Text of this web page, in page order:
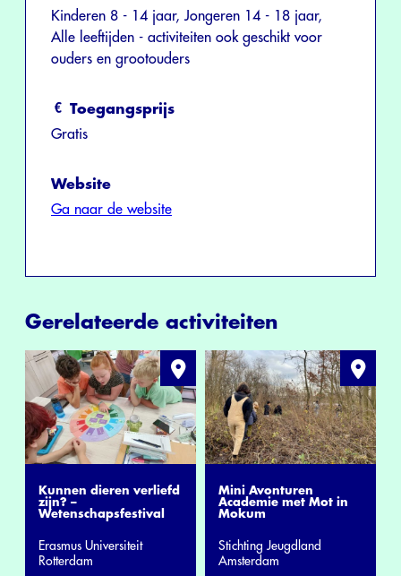
Kinderen 8 - 14 jaar, Jongeren 14 - 18 jaar,
Alle leeftijden - activiteiten ook geschikt voor
ouders en grootouders
Toegangsprijs
Gratis
Website
Ga naar de website
Gerelateerde activiteiten
Kunnen dieren verliefd
zijn? –
Wetenschapsfestival
Erasmus Universiteit
Rotterdam
Mini Avonturen
Academie met Mot in
Mokum
Stichting Jeugdland
Amsterdam